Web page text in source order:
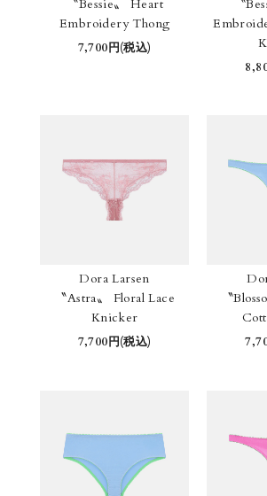
〝Bessie〟 Heart
Embroidery Thong
7,700円(税込)
〝
Dora Larsen
〝Astra〟 Floral Lace
Knicker
7,700円(税込)
〝